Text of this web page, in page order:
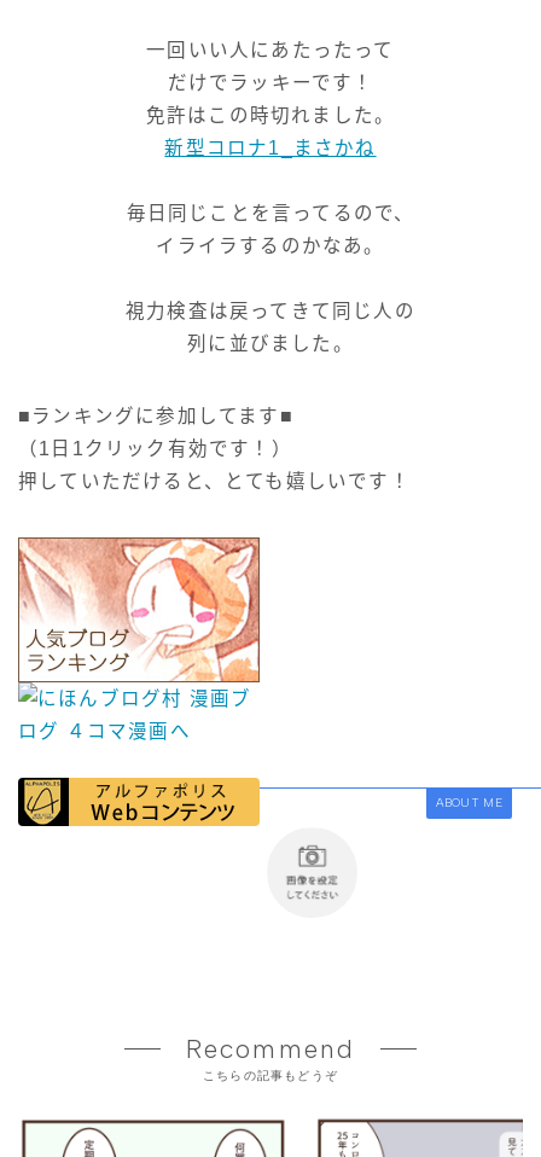
一回いい人にあたったって
だけでラッキーです！
免許はこの時切れました。
新型コロナ1_まさかね
毎日同じことを言ってるので、
イライラするのかなあ。
視力検査は戻ってきて同じ人の
列に並びました。
■ランキングに参加してます■
（1日1クリック有効です！）
押していただけると、とても嬉しいです！
ABOUT ME
Recommend
こちらの記事もどうぞ